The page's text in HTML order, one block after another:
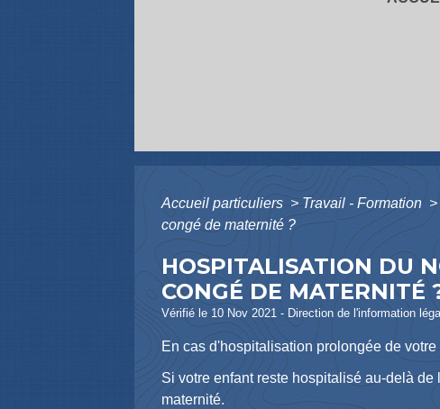
Accueil particuliers> Travail - Formation >
congé de maternité ?
HOSPITALISATION DU
CONGÉ DE MATERNITÉ
Vérifié le 10 Nov 2021 - Direction de l'information
En cas d'hospitalisation prolongée de
Si votre enfant reste hospitalisé au-delà de
maternité.